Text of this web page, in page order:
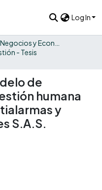
Log In
- Tesis
de
humana
y
S.A.S.